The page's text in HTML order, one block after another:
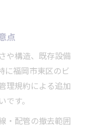
工事の役割
原状回復の選
手順
必要な理由
点
や構造、既存設備
に福岡市東区のビ
理規約による追加
す。
・配管の撤去範囲